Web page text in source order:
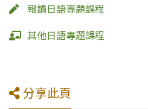
報讀日語專題課程
其他日語專題課程
分享此頁